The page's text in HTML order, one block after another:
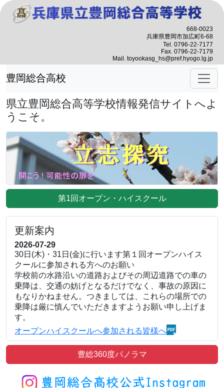
668-0023
兵庫県豊岡市加広町6-68
Tel. 0796-22-7177
Fax. 0796-22-7179
Mail. toyookasg_hs@pref.hyogo.lg.jp
豊岡総合高校
県立豊岡総合高等学校情報発信サイトへよ
うこそ。
第1回オープン・ハイスクール
更新案内
2026-07-29
30日(木)・31日(金)に行います第１回オープンハイス
クールに参加される方へのお願い
学校前の水路沿いの道路およびその周辺道路での車の
乗降は、交通の妨げとなるだけでなく、事故の原因に
もなりかねません。つきましては、これらの場所での
乗降は厳に慎んでいただきますようお願い申し上げま
す。
オープンハイスクールへ参加される皆様へ
2026-07-22
に８月を掲載しました。
豊総グランドデザイン
を掲載しました。
豊総360度パノラマ